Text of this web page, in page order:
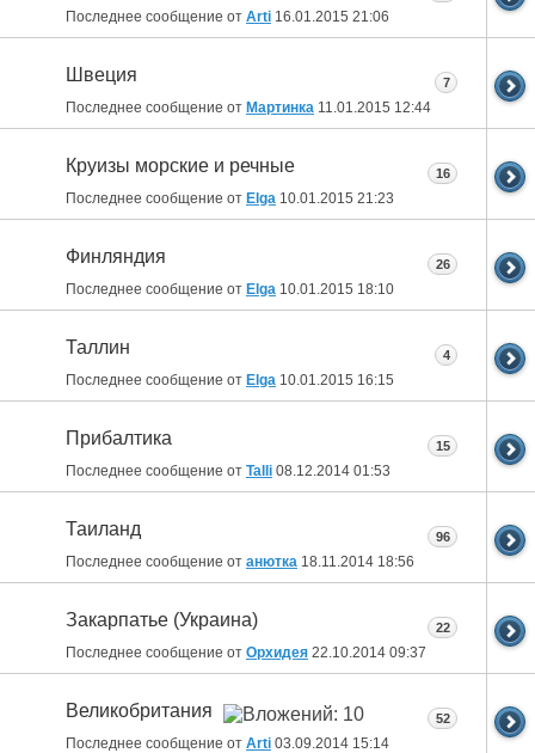
Последнее сообщение от Arti 16.01.2015 21:06
Швеция
Последнее сообщение от Мартинка 11.01.2015 12:44
7
Круизы морские и речные
Последнее сообщение от Elga 10.01.2015 21:23
16
Финляндия
Последнее сообщение от Elga 10.01.2015 18:10
26
Таллин
Последнее сообщение от Elga 10.01.2015 16:15
4
Прибалтика
Последнее сообщение от Talli 08.12.2014 01:53
15
Таиланд
Последнее сообщение от анютка 18.11.2014 18:56
96
Закарпатье (Украина)
Последнее сообщение от Орхидея 22.10.2014 09:37
22
Великобритания
Последнее сообщение от Arti 03.09.2014 15:14
52